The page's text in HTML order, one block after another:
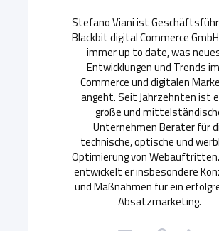
Stefano Viani ist
Blackbit digital Commerce
immer up to date, was
Entwicklungen und Trends
Commerce und digitalen
angeht. Seit Jahrzehnten ist
große und
Unternehmen Berater für
technische, optische und
Optimierung von
entwickelt er insbesondere
und Maßnahmen für ein
Absatzmarketing.